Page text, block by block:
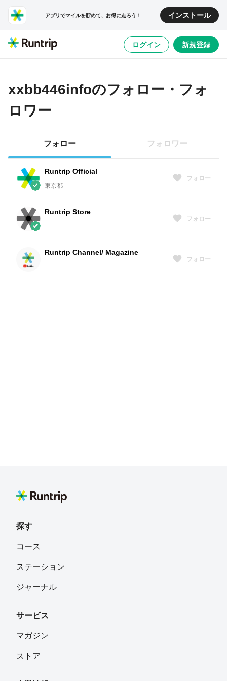
アプリでマイルを貯めて、お得に走ろう！ インストール
ログイン 新規登録
xxbb446infoのフォロー・フォ
ロワー
フォロー フォロワー
Runtrip Official
東京都
フォロー
Runtrip Store
フォロー
Runtrip Channel/ Magazine
フォロー
探す
コース
ステーション
ジャーナル
サービス
マガジン
ストア